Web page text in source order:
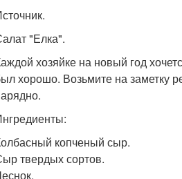
"Елка".
хозяйке на новый год
хорошо. Возьмите на заметку
копченый сыр.
твердых сортов.